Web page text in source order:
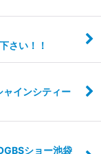
さい！！
インシティー
ショー池袋